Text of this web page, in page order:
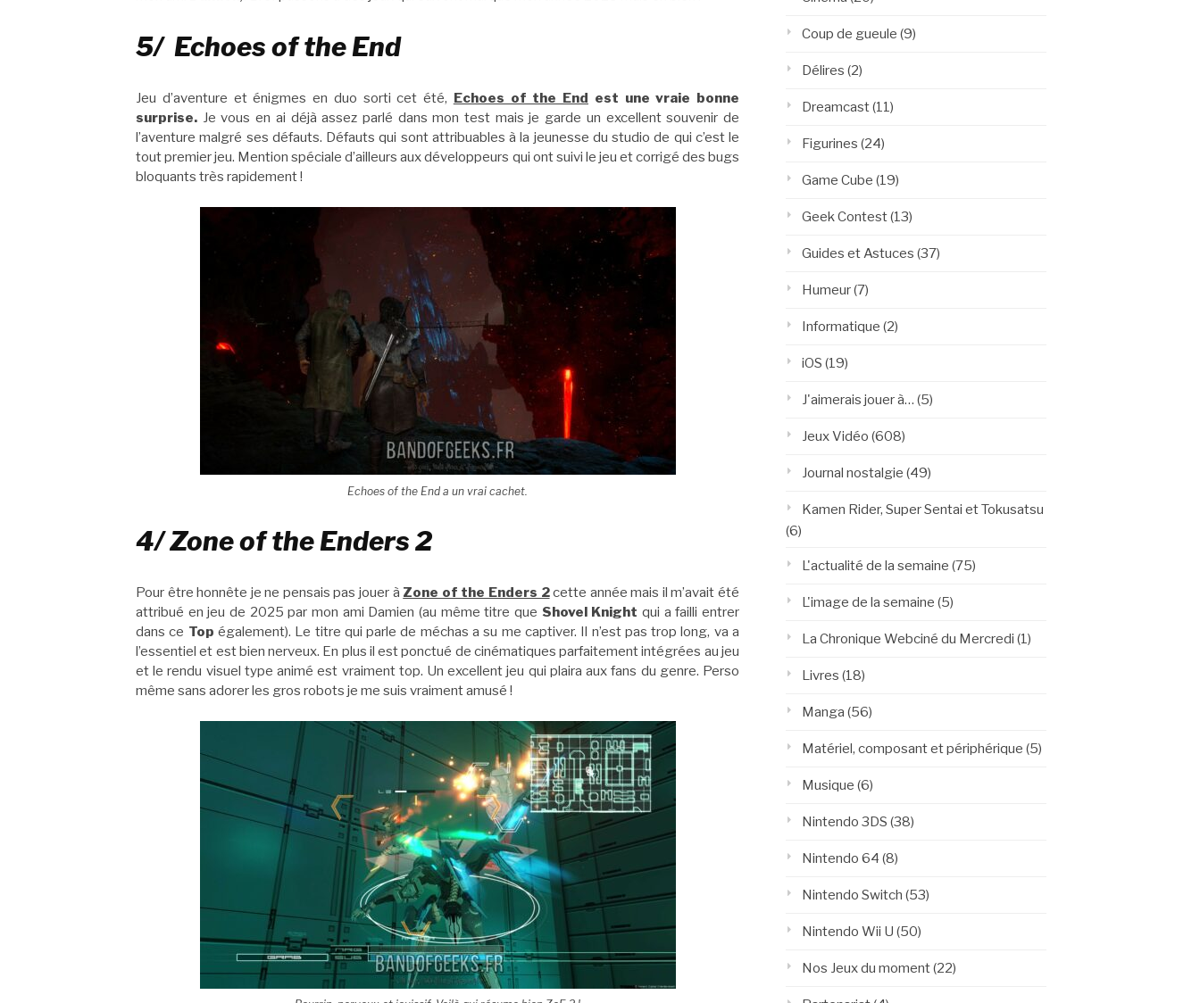
5/ Echoes of the End
Jeu d’aventure et énigmes en duo sorti cet été, Echoes of the End
est une vraie bonne
surprise. Je vous en ai déjà assez parlé dans mon test mais je garde un excellent souvenir de
l’aventure malgré ses défauts. Défauts qui sont attribuables à la jeunesse du studio de qui c’est le
tout premier jeu. Mention spéciale d’ailleurs aux développeurs qui ont suivi le jeu et corrigé des bugs
bloquants très rapidement !
Echoes of the End a un vrai cachet.
4/ Zone of the Enders 2
Pour être honnête je ne pensais pas jouer à Zone of the Enders 2cette année mais il m’avait été
attribué en jeu de 2025 par mon ami Damien (au même titre que Shovel Knightqui a failli entrer
dans ce Top également). Le titre qui parle de méchas a su me captiver. Il n’est pas trop long, va a
l’essentiel et est bien nerveux. En plus il est ponctué de cinématiques parfaitement intégrées au jeu
et le rendu visuel type animé est vraiment top. Un excellent jeu qui plaira aux fans du genre. Perso
même sans adorer les gros robots je me suis vraiment amusé !
Coup de gueule (9)
Délires (2)
Dreamcast(11)
Figurines (24)
Game Cube (19)
Geek Contest(13)
Guides et Astuces (37)
Humeur(7)
Informatique (2)
iOS (19)
J'aimerais jouer à… (5)
Jeux Vidéo (608)
Journal nostalgie (49)
Kamen Rider, Super Sentai et Tokusatsu
(6)
L'actualité de la semaine (75)
L'image de la semaine (5)
La Chronique Webciné du Mercredi (1)
Livres (18)
Manga (56)
Matériel, composant et périphérique (5)
Musique (6)
Nintendo 3DS (38)
Nintendo 64 (8)
Nintendo Switch (53)
Nintendo Wii U (50)
Nos Jeux du moment(22)